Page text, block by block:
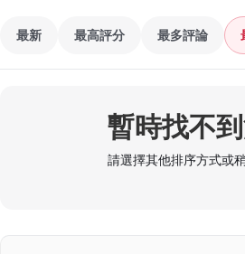
最新 最高評分 最多評論
暫時找不
請選擇其他排序方式或稍